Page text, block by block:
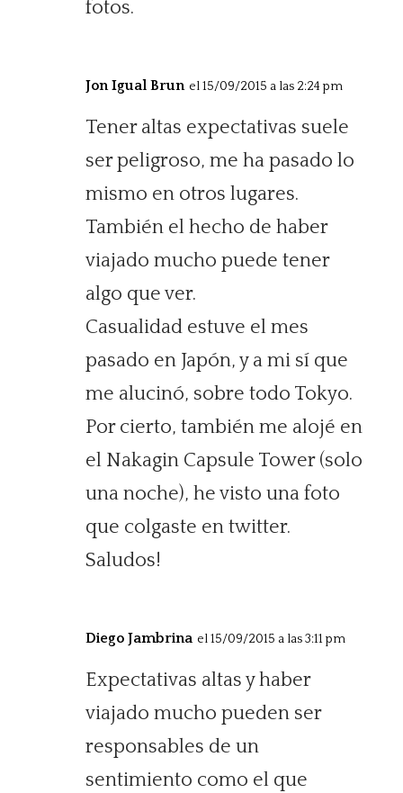
fotos.
Jon Igual Brun el 15/09/2015 a las 2:24 pm
Tener altas expectativas suele
ser peligroso, me ha pasado lo
mismo en otros lugares.
También el hecho de haber
viajado mucho puede tener
algo que ver.
Casualidad estuve el mes
pasado en Japón, y a mi sí que
me alucinó, sobre todo Tokyo.
Por cierto, también me alojé en
el Nakagin Capsule Tower (solo
una noche), he visto una foto
que colgaste en twitter.
Saludos!
Diego Jambrina el 15/09/2015 a las 3:11 pm
Expectativas altas y haber
viajado mucho pueden ser
responsables de un
sentimiento como el que